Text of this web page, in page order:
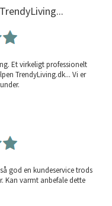
Et virkeligt professionelt
TrendyLiving.dk... Vi er
god en kundeservice trods
Kan varmt anbefale dette